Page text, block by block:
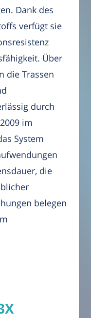
Dank des
verfügt sie
Über
die Trassen
durch
im
System
die
belegen